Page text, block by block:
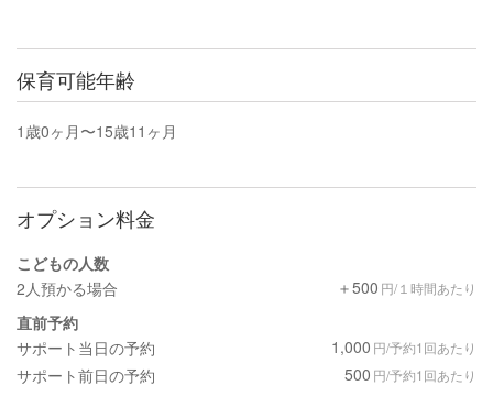
保育可能年齢
1歳0ヶ月〜15歳11ヶ月
オプション料金
こどもの人数
2人預かる場合
＋500 円/１時間あたり
直前予約
サポート当日の予約
1,000 円/予約1回あたり
サポート前日の予約 500 円/予約1回あたり